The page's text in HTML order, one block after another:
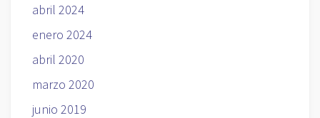
abril 2024
enero 2024
abril 2020
marzo 2020
junio 2019